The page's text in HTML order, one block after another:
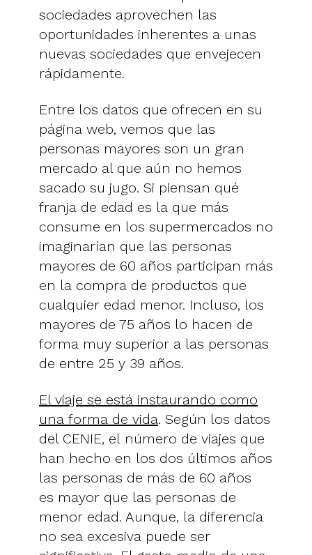
sociedades aprovechen las
oportunidades inherentes a unas
nuevas sociedades que envejecen
rápidamente.
Entre los datos que ofrecen en su
página web, vemos que las
personas mayores son un gran
mercado al que aún no hemos
sacado su jugo. Si piensan qué
franja de edad es la que más
consume en los supermercados no
imaginarían que las personas
mayores de 60 años participan más
en la compra de productos que
cualquier edad menor. Incluso, los
mayores de 75 años lo hacen de
forma muy superior a las personas
de entre 25 y 39 años.
El viaje se está instaurando como
una forma de vida. Según los datos
del CENIE, el número de viajes que
han hecho en los dos últimos años
las personas de más de 60 años
es mayor que las personas de
menor edad. Aunque, la diferencia
no sea excesiva puede ser